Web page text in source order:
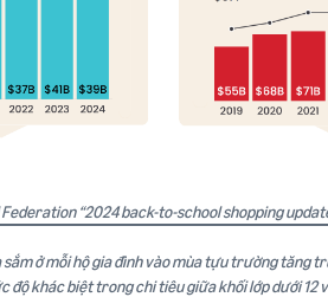
“2024 back-to-school shopping
sắm ở mỗi hộ gia đình vào mùa tựu trường tăng
độ khác biệt trong chi tiêu giữa khối lớp dưới 12